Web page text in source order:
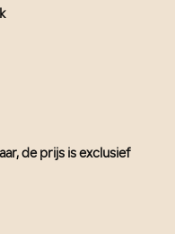
de prijs is exclusief